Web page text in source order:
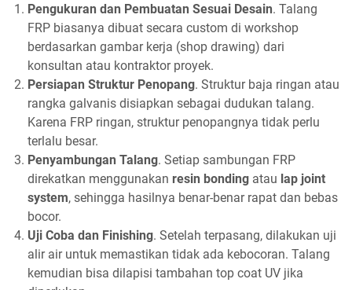
Pengukuran dan Pembuatan Sesuai Desain. Talang
FRP biasanya dibuat secara custom di workshop
berdasarkan gambar kerja (shop drawing) dari
konsultan atau kontraktor proyek.
Persiapan Struktur Penopang. Struktur baja ringan atau
rangka galvanis disiapkan sebagai dudukan talang.
Karena FRP ringan, struktur penopangnya tidak perlu
terlalu besar.
Penyambungan Talang. Setiap sambungan FRP
direkatkan menggunakan resin bonding atau lap joint
system, sehingga hasilnya benar-benar rapat dan bebas
bocor.
Uji Coba dan Finishing. Setelah terpasang, dilakukan uji
alir air untuk memastikan tidak ada kebocoran. Talang
kemudian bisa dilapisi tambahan top coat UV jika